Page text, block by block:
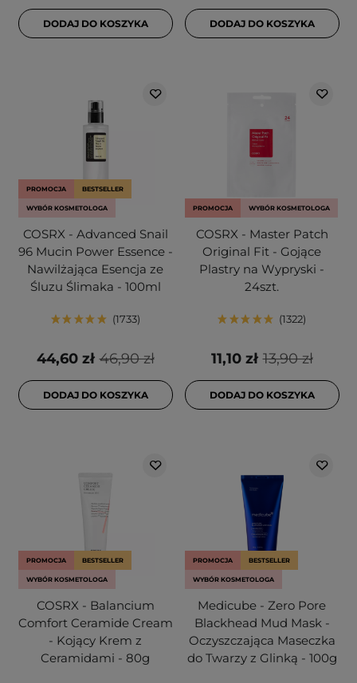
DODAJ DO KOSZYKA DODAJ DO KOSZYKA
PROMOCJA BESTSELLER
WYBÓR KOSMETOLOGA
COSRX - Advanced Snail
96 Mucin Power Essence -
Nawilżająca Esencja ze
Śluzu Ślimaka - 100ml
1733
46,90 zł
44,60 zł
DODAJ DO KOSZYKA
PROMOCJA WYBÓR KOSMETOLOGA
COSRX - Master Patch
Original Fit - Gojące
Plastry na Wypryski -
24szt.
1322
13,90 zł
11,10 zł
DODAJ DO KOSZYKA
PROMOCJA BESTSELLER
WYBÓR KOSMETOLOGA
COSRX - Balancium
Comfort Ceramide Cream
- Kojący Krem z
Ceramidami - 80g
PROMOCJA BESTSELLER
WYBÓR KOSMETOLOGA
Medicube - Zero Pore
Blackhead Mud Mask -
Oczyszczająca Maseczka
do Twarzy z Glinką - 100g